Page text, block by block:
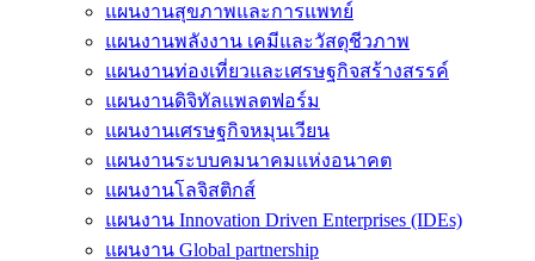
แผนงานสุขภาพและการแพทย์
แผนงานพลังงาน เคมีและวัสดุชีวภาพ
แผนงานท่องเที่ยวและเศรษฐกิจสร้างสรรค์
แผนงานดิจิทัลแพลตฟอร์ม
แผนงานเศรษฐกิจหมุนเวียน
แผนงานระบบคมนาคมแห่งอนาคต
แผนงานโลจิสติกส์
แผนงาน Innovation Driven Enterprises (IDEs)
แผนงาน Global partnership